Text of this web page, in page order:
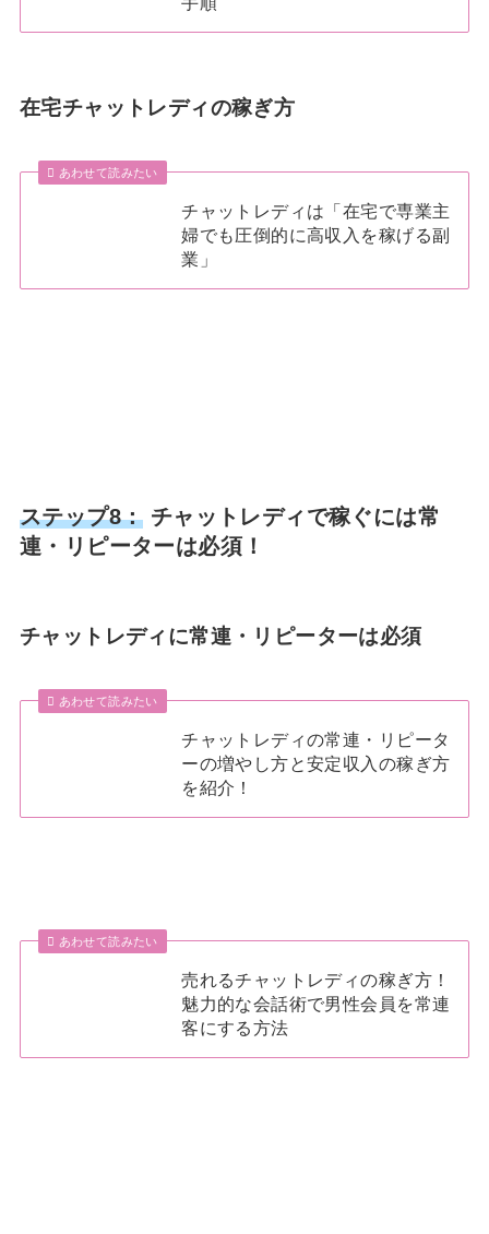
在宅チャットレディの稼ぎ方
あわせて読みたい
チャットレディは「在宅で専業主
婦でも圧倒的に高収入を稼げる副
業」
ステップ8： チャットレディで稼ぐには常
連・リピーターは必須！
チャットレディに常連・リピーターは必須
あわせて読みたい
チャットレディの常連・リピータ
ーの増やし方と安定収入の稼ぎ方
を紹介！
あわせて読みたい
売れるチャットレディの稼ぎ方！
魅力的な会話術で男性会員を常連
客にする方法